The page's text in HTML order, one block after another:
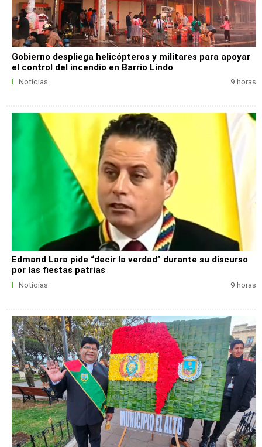
Gobierno despliega helicópteros y militares para apoyar
el control del incendio en Barrio Lindo
Noticias 9 horas
Edmand Lara pide “decir la verdad” durante su discurso
por las fiestas patrias
Noticias 9 horas